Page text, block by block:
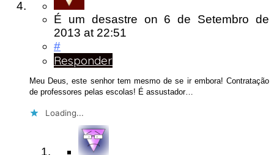
É um desastre on 6 de Setembro de
2013 at 22:51
#
Responder
Meu Deus, este senhor tem mesmo de se ir embora! Contratação
de professores pelas escolas! É assustador…
Loading...